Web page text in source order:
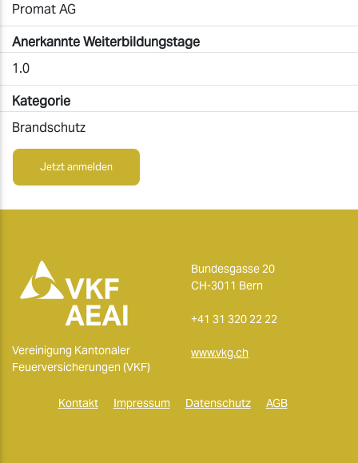
Promat AG
Anerkannte Weiterbildungstage
1.0
Kategorie
Brandschutz
Jetzt anmelden
Vereinigung Kantonaler
Feuerversicherungen (VKF)
Bundesgasse 20
CH-3011 Bern
+41 31 320 22 22
www.vkg.ch
Kontakt Impressum Datenschutz AGB